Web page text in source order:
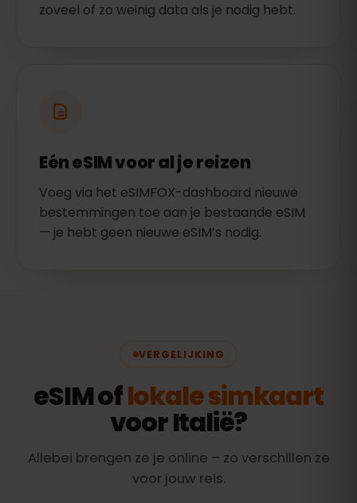
zoveel of zo weinig data als je nodig hebt.
Eén eSIM voor al je reizen
Voeg via het eSIMFOX-dashboard nieuwe
bestemmingen toe aan je bestaande eSIM
— je hebt geen nieuwe eSIM’s nodig.
VERGELIJKING
eSIM oflokale simkaart
voor Italië?
Allebei brengen ze je online – zo verschillen ze
voor jouw reis.